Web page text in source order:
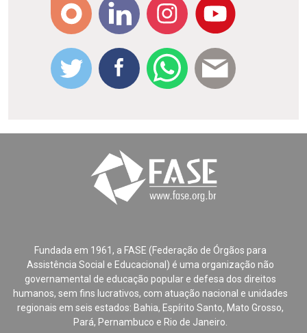
Fundada em 1961, a FASE (Federação de Órgãos para
Assistência Social e Educacional) é uma organização não
governamental de educação popular e defesa dos direitos
humanos, sem fins lucrativos, com atuação nacional e unidades
regionais em seis estados: Bahia, Espírito Santo, Mato Grosso,
Pará, Pernambuco e Rio de Janeiro.